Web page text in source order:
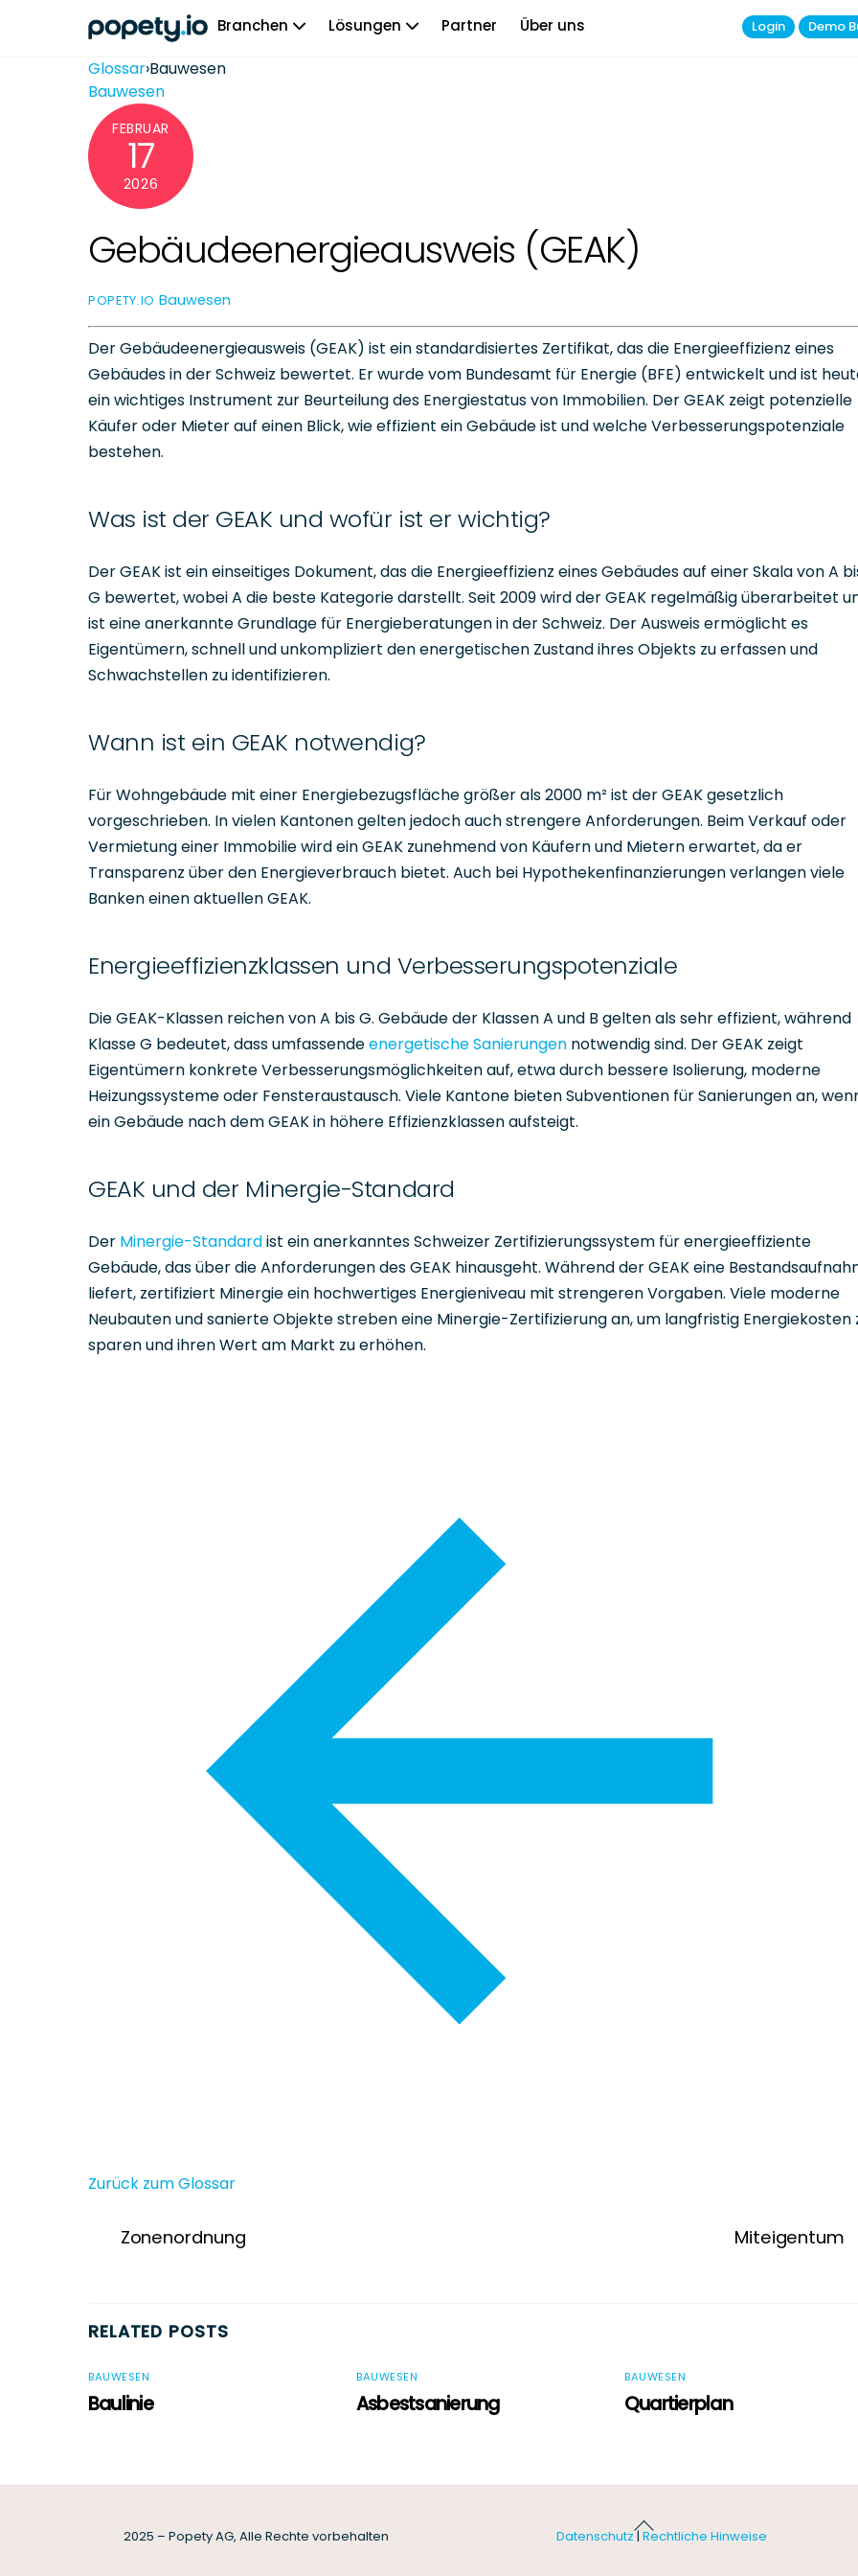
Branchen Lösungen Partner Über uns Login Demo
Glossar›Bauwesen
Bauwesen
FEBRUAR
17
2026
Gebäudeenergieausweis (GEAK)
POPETY.IO Bauwesen
Der Gebäudeenergieausweis (GEAK) ist ein standardisiertes Zertifikat, das die Energieeffizienz eines
Gebäudes in der Schweiz bewertet. Er wurde vom Bundesamt für Energie (BFE) entwickelt und ist
ein wichtiges Instrument zur Beurteilung des Energiestatus von Immobilien. Der GEAK zeigt potenzielle
Käufer oder Mieter auf einen Blick, wie effizient ein Gebäude ist und welche Verbesserungspotenziale
bestehen.
Was ist der GEAK und wofür ist er wichtig?
Der GEAK ist ein einseitiges Dokument, das die Energieeffizienz eines Gebäudes auf einer Skala von A
G bewertet, wobei A die beste Kategorie darstellt. Seit 2009 wird der GEAK regelmäßig überarbeitet
ist eine anerkannte Grundlage für Energieberatungen in der Schweiz. Der Ausweis ermöglicht es
Eigentümern, schnell und unkompliziert den energetischen Zustand ihres Objekts zu erfassen und
Schwachstellen zu identifizieren.
Wann ist ein GEAK notwendig?
Für Wohngebäude mit einer Energiebezugsfläche größer als 2000 m² ist der GEAK gesetzlich
vorgeschrieben. In vielen Kantonen gelten jedoch auch strengere Anforderungen. Beim Verkauf oder
Vermietung einer Immobilie wird ein GEAK zunehmend von Käufern und Mietern erwartet, da er
Transparenz über den Energieverbrauch bietet. Auch bei Hypothekenfinanzierungen verlangen viele
Banken einen aktuellen GEAK.
Energieeffizienzklassen und Verbesserungspotenziale
Die GEAK-Klassen reichen von A bis G. Gebäude der Klassen A und B gelten als sehr effizient, während
Klasse G bedeutet, dass umfassendeenergetische Sanierungen notwendig sind. Der GEAK zeigt
Eigentümern konkrete Verbesserungsmöglichkeiten auf, etwa durch bessere Isolierung, moderne
Heizungssysteme oder Fensteraustausch. Viele Kantone bieten Subventionen für Sanierungen an,
ein Gebäude nach dem GEAK in höhere Effizienzklassen aufsteigt.
GEAK und der Minergie-Standard
Der Minergie-Standardist ein anerkanntes Schweizer Zertifizierungssystem für energieeffiziente
Gebäude, das über die Anforderungen des GEAK hinausgeht. Während der GEAK eine
liefert, zertifiziert Minergie ein hochwertiges Energieniveau mit strengeren Vorgaben. Viele moderne
Neubauten und sanierte Objekte streben eine Minergie-Zertifizierung an, um langfristig Energiekosten
sparen und ihren Wert am Markt zu erhöhen.
Zurück zum Glossar
Zonenordnung Miteigentum
RELATED POSTS
BAUWESEN
Baulinie
BAUWESEN
Asbestsanierung
BAUWESEN
Quartierplan
Back
To
2025 – Popety AG, Alle Rechte vorbehalten Datenschutz| Rechtliche Hinweise